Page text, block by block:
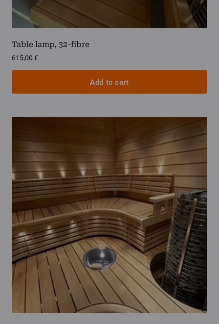
Table lamp, 32-fibre
615,00 €
Add to cart